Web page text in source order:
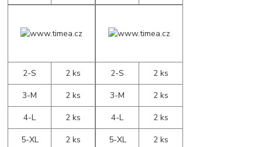
2-S
2 ks
3-M
2 ks
4-L
2 ks
5-XL
2 ks
2-S
2 ks
3-M
2 ks
4-L
2 ks
5-XL
2 ks